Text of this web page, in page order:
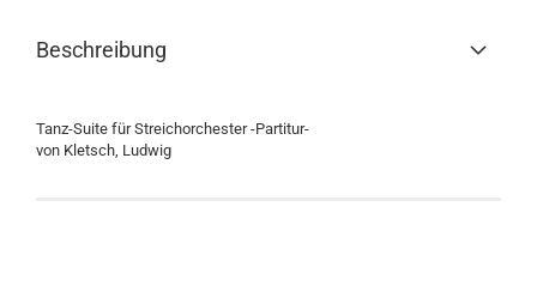
Beschreibung
Tanz-Suite für Streichorchester -Partitur-
von Kletsch, Ludwig